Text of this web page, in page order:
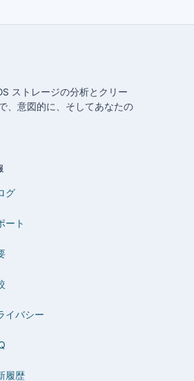
ストレージの分析とクリー
、意図的に、そしてあなたの
グ
ート
イバシー
履歴